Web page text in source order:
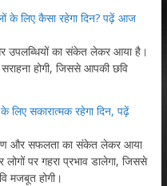
के लिए कैसा रहेगा दिन? पढ़ें आज
उपलब्धियों का संकेत लेकर आया है।
होगी, जिससे आपकी छवि
लिए सकारात्मक रहेगा दिन, पढ़ें
और सफलता का संकेत लेकर आया
पर गहरा प्रभाव डालेगा, जिससे
मजबूत होगी।